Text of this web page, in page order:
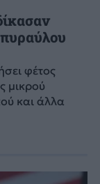
φέτος
μικρού
και άλλα